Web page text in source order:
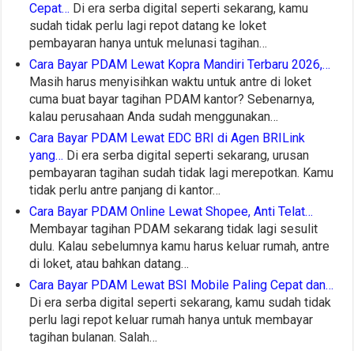
Cepat… Di era serba digital seperti sekarang, kamu
sudah tidak perlu lagi repot datang ke loket
pembayaran hanya untuk melunasi tagihan…
Cara Bayar PDAM Lewat Kopra Mandiri Terbaru 2026,…
Masih harus menyisihkan waktu untuk antre di loket
cuma buat bayar tagihan PDAM kantor? Sebenarnya,
kalau perusahaan Anda sudah menggunakan…
Cara Bayar PDAM Lewat EDC BRI di Agen BRILink
yang… Di era serba digital seperti sekarang, urusan
pembayaran tagihan sudah tidak lagi merepotkan. Kamu
tidak perlu antre panjang di kantor…
Cara Bayar PDAM Online Lewat Shopee, Anti Telat…
Membayar tagihan PDAM sekarang tidak lagi sesulit
dulu. Kalau sebelumnya kamu harus keluar rumah, antre
di loket, atau bahkan datang…
Cara Bayar PDAM Lewat BSI Mobile Paling Cepat dan…
Di era serba digital seperti sekarang, kamu sudah tidak
perlu lagi repot keluar rumah hanya untuk membayar
tagihan bulanan. Salah…